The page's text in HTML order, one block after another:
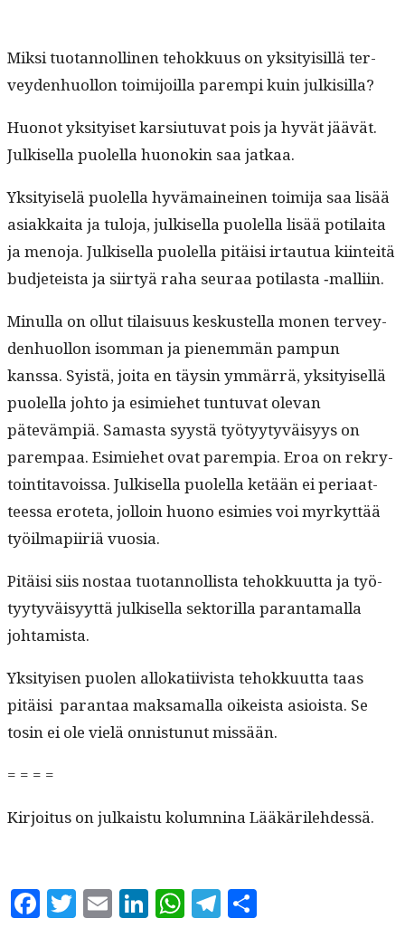
Mik­si tuotan­nolli­nen tehokku­us on yksi­ty­isil­lä ter­
vey­den­huol­lon toim­i­joil­la parem­pi kuin julkisilla?
Huonot yksi­tyiset kar­si­u­tu­vat pois ja hyvät jäävät.
Julkisel­la puolel­la huonokin saa jatkaa.
Yksi­tyiselä puolel­la hyvä­maineinen toim­i­ja saa lisää
asi­akkai­ta ja tulo­ja, julkisel­la puolel­la lisää poti­lai­ta
ja meno­ja. Julkisel­la puolel­la pitäisi irtau­tua kiin­teitä
bud­jeteista ja siir­tyä raha seu­raa poti­las­ta ‑malli­in.
Min­ul­la on ollut tilaisu­us keskustel­la mon­en ter­vey­
den­huol­lon isom­man ja pienem­män pam­pun
kanssa. Syistä, joi­ta en täysin ymmär­rä, yksi­tyisel­lä
puolel­la johto ja esimiehet tun­tu­vat ole­van
pätevämpiä. Samas­ta syys­tä työ­tyy­tyväisyys on
parem­paa. Esimiehet ovat parem­pia. Eroa on rekry­
toin­ti­tavois­sa. Julkisel­la puolel­la ketään ei peri­aat­
teessa erote­ta, jol­loin huono esimies voi myrkyt­tää
työilmapi­ir­iä vuosia.
Pitäisi siis nos­taa tuotan­nol­lista tehokku­ut­ta ja työ­
tyy­tyväisyyt­tä julkisel­la sek­to­ril­la paran­ta­mal­la
johtamista.
Yksi­tyisen puolen allokati­ivista tehokku­ut­ta taas
pitäisi paran­taa mak­samal­la oikeista asioista. Se
tosin ei ole vielä onnis­tunut missään.
= = = =
Kir­joi­tus on julka­istu kolumn­i­na Lääkärilehdessä.
Facebook
TwitterEmailLinkedIn
WhatsApp
Telegram